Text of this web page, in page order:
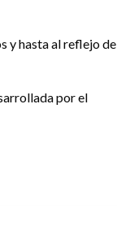
y hasta al reflejo de
por el